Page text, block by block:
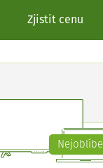
Zjistit cenu